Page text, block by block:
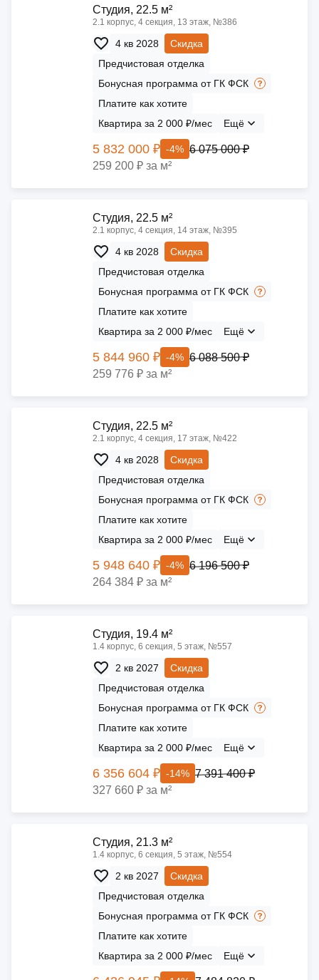
Cтудия, 22.5 м²
2.1 корпус, 4 секция, 13 этаж, №386
4 кв 2028
Скидка
Предчистовая отделка
Бонусная программа от ГК ФСК
Платите как хотите
Квартира за 2 000 ₽/мес
Ещё
5 832 000 ₽ -4% 6 075 000 ₽
259 200 ₽ за м²
Cтудия, 22.5 м²
2.1 корпус, 4 секция, 14 этаж, №395
4 кв 2028
Скидка
Предчистовая отделка
Бонусная программа от ГК ФСК
Платите как хотите
Квартира за 2 000 ₽/мес
Ещё
5 844 960 ₽ -4% 6 088 500 ₽
259 776 ₽ за м²
Cтудия, 22.5 м²
2.1 корпус, 4 секция, 17 этаж, №422
4 кв 2028
Скидка
Предчистовая отделка
Бонусная программа от ГК ФСК
Платите как хотите
Квартира за 2 000 ₽/мес
Ещё
5 948 640 ₽ -4% 6 196 500 ₽
264 384 ₽ за м²
Cтудия, 19.4 м²
1.4 корпус, 6 секция, 5 этаж, №557
2 кв 2027
Скидка
Предчистовая отделка
Бонусная программа от ГК ФСК
Платите как хотите
Квартира за 2 000 ₽/мес
Ещё
6 356 604 ₽ -14% 7 391 400 ₽
327 660 ₽ за м²
Cтудия, 21.3 м²
1.4 корпус, 6 секция, 5 этаж, №554
2 кв 2027
Скидка
Предчистовая отделка
Бонусная программа от ГК ФСК
Платите как хотите
Квартира за 2 000 ₽/мес
Ещё